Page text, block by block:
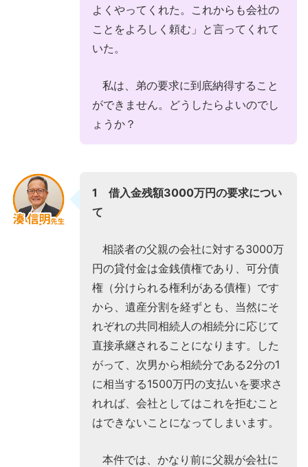
よくやってくれた。これからも会社の
ことをよろしく頼む」と言ってくれて
いた。
私は、弟の要求に到底納得すること
ができません。どうしたらよいのでし
ょうか？
1 借入金残額3000万円の要求につい
て
相談者の父親の会社に対する3000万
円の貸付金は金銭債権であり、可分債
権（分けられる権利がある債権）です
から、遺産分割を経ずとも、当然にそ
れぞれの共同相続人の相続分に応じて
直接承継されることになります。した
がって、次男から相続分である2分の1
に相当する1500万円の支払いを要求さ
れれば、会社としてはこれを拒むこと
はできないことになってしまいます。
本件では、かなり前に父親が会社に